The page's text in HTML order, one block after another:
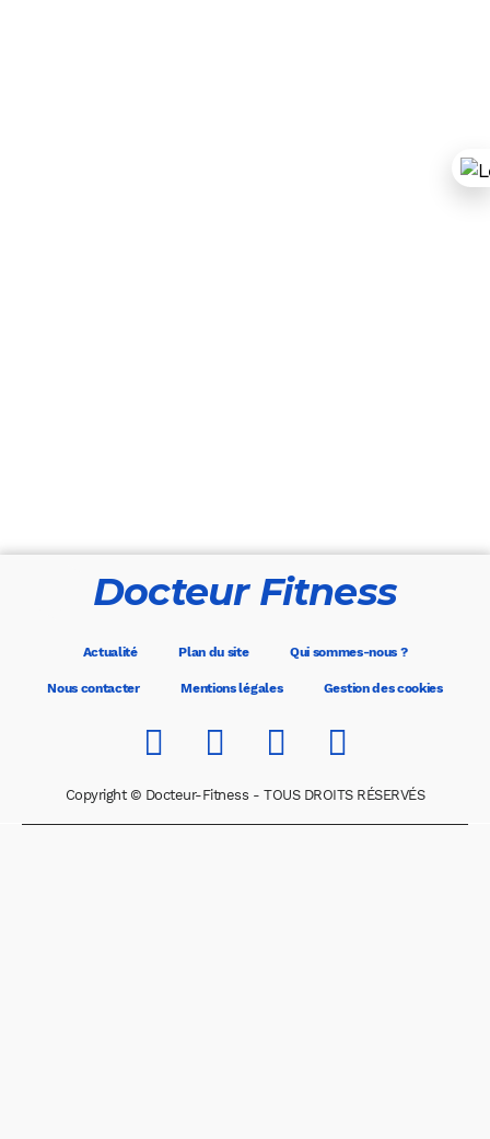
Docteur Fitness
Actualité Plan du site Qui sommes-nous ?
Nous contacter Mentions légales Gestion des cookies
Copyright © Docteur-Fitness - TOUS DROITS RÉSERVÉS